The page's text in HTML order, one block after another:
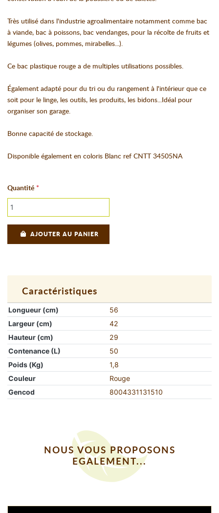
Très utilisé dans l'industrie agroalimentaire notamment comme bac
à viande, bac à poissons, bac vendanges, pour la récolte de fruits et
légumes (olives, pommes, mirabelles...).
Ce bac plastique rouge a de multiples utilisations possibles.
Également adapté pour du tri ou du rangement à l'intérieur que ce
soit pour le linge, les outils, les produits, les bidons...Idéal pour
organiser son garage.
Bonne capacité de stockage.
Disponible également en coloris Blanc ref CNTT 34505NA
Quantité
AJOUTER AU PANIER
Caractéristiques
Longueur (cm)
56
Largeur (cm)
42
Hauteur (cm)
29
Contenance (L)
50
Poids (Kg)
1,8
Couleur
Rouge
Gencod
8004331131510
NOUS VOUS PROPOSONS
EGALEMENT...